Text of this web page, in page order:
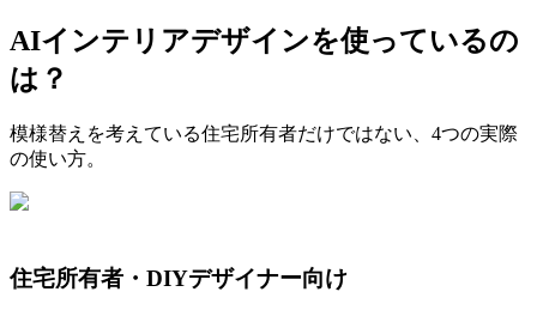
AIインテリアデザインを使っているの
は？
模様替えを考えている住宅所有者だけではない、4つの実際
の使い方。
住宅所有者・DIYデザイナー向け